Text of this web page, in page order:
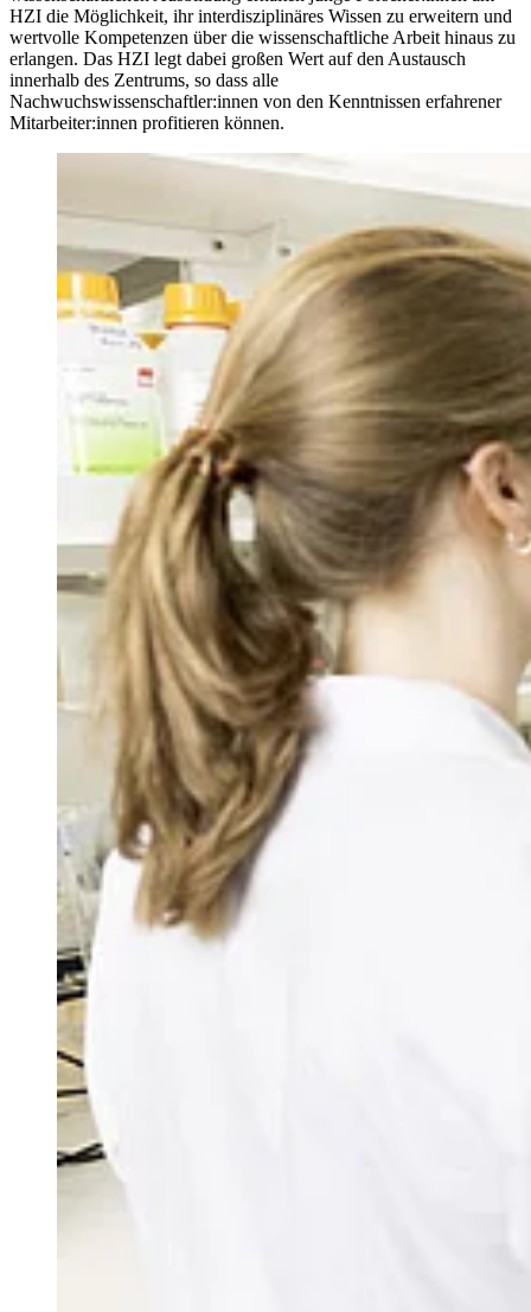
HZI die Möglichkeit, ihr interdisziplinäres Wissen zu erweitern und
wertvolle Kompetenzen über die wissenschaftliche Arbeit hinaus zu
erlangen. Das HZI legt dabei großen Wert auf den Austausch
innerhalb des Zentrums, so dass alle
Nachwuchswissenschaftler:innen von den Kenntnissen erfahrener
Mitarbeiter:innen profitieren können.